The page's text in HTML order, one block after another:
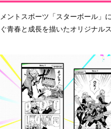
ントスポーツ「スターボール」
青春と成長を描いたオリジナ